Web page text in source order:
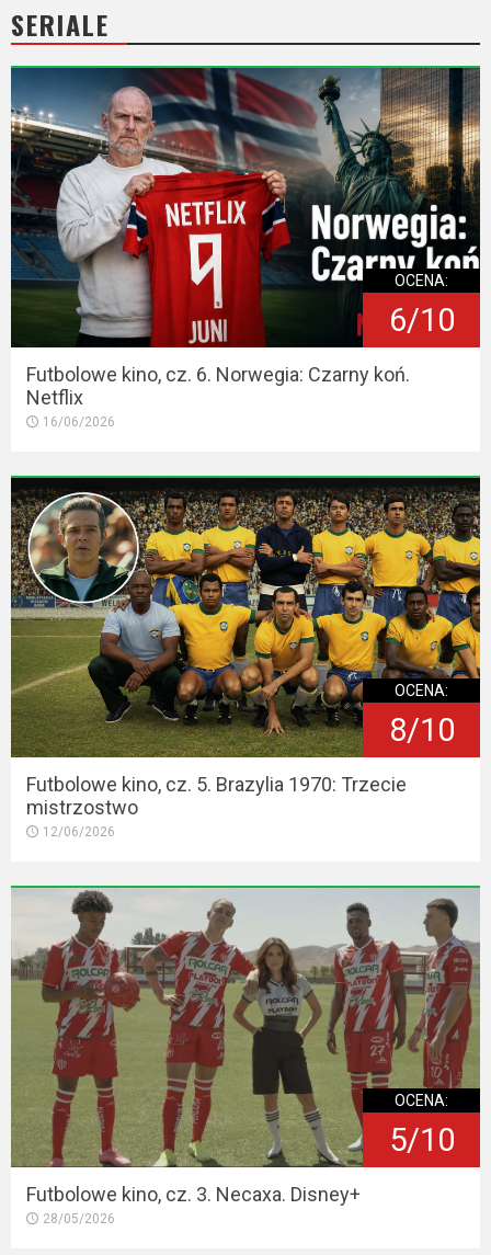
2023
2022
2021
2020
2019
2018
2016
2017
2015
SERIALE
OCENA:
6/10
Futbolowe kino, cz. 6. Norwegia: Czarny koń.
Netflix
16/06/2026
OCENA:
8/10
Futbolowe kino, cz. 5. Brazylia 1970: Trzecie
mistrzostwo
12/06/2026
OCENA:
5/10
Futbolowe kino, cz. 3. Necaxa. Disney+
28/05/2026